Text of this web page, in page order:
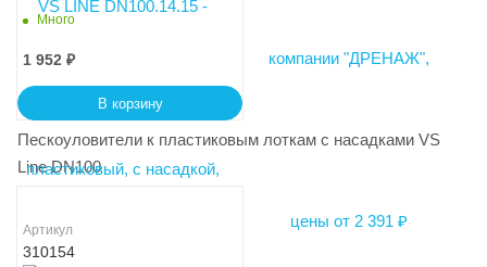
Много
1 952 ₽
В корзину
Пескоуловители к пластиковым лоткам с насадками VS
Line DN100
Артикул
310154